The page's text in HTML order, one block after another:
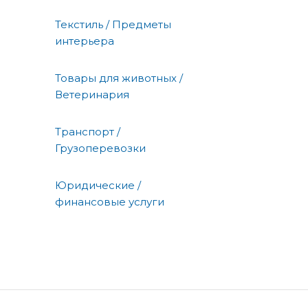
Текстиль / Предметы
интерьера
Товары для животных /
Ветеринария
Транспорт /
Грузоперевозки
Юридические /
финансовые услуги